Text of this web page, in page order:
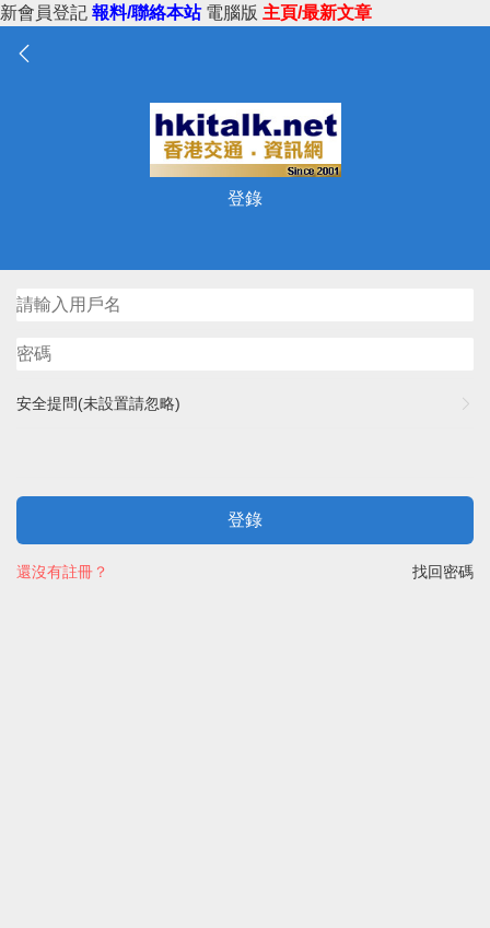
新會員登記 報料/聯絡本站 電腦版 主頁/最新文章
登錄
安全提問(未設置請忽略)
登錄
找回密碼
還沒有註冊？